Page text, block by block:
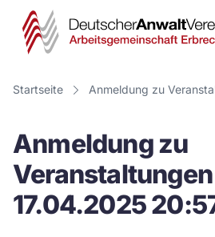
Startseite
Anmeldung zu
Veranstaltungen
17.04.2025